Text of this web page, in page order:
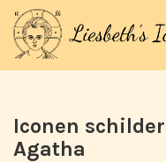
Iconen
Agatha